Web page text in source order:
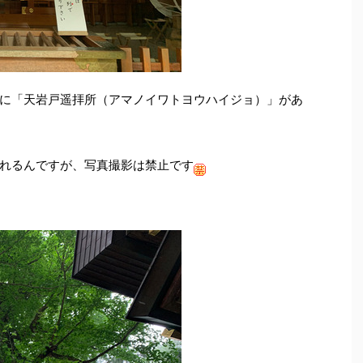
「天岩戸遥拝所（アマノイワトヨウハイジョ）」があ
るんですが、写真撮影は禁止です